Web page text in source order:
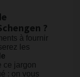
?
à fournir
les
ce jargon
: on vous